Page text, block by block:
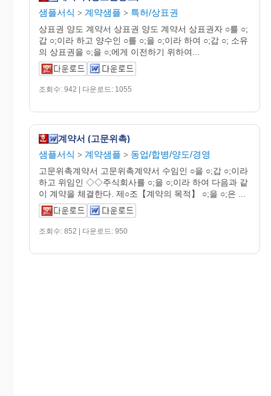
샘플서식 > 계약샘플 > 특허/상표권
상표권 양도 계약서 상표권 양도 계약서 상표권자 ○를 ○;
갑 ○;이라 하고 양수인 ○를 ○;을 ○;이라 하여 ○;갑 ○; 소유
의 상표권을 ○;을 ○;에게 이전하기 위하여...
조회수: 942 | 다운로드: 1055
계약서 (고문위촉)
샘플서식 > 계약샘플 > 동업/합병/양도/경영
고문위촉계약서 고문위촉계약서 수임인 ○을 ○;갑 ○;이라
하고 위임인 ◇◇주식회사를 ○;을 ○;이라 하여 다음과 같
이 계약을 체결한다. 제○조【계약의 목적】 ○;을 ○;은 ...
조회수: 852 | 다운로드: 950